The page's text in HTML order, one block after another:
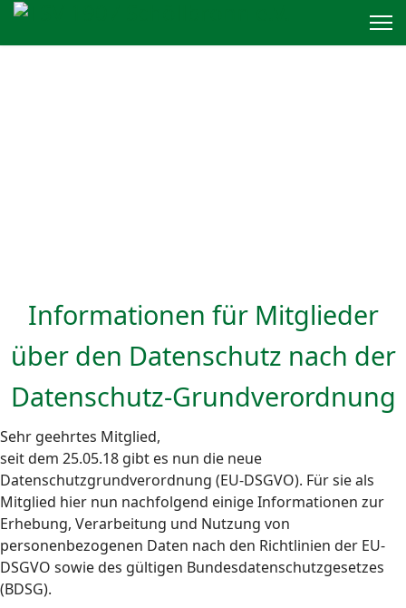
Informationen für Mitglieder
über den Datenschutz nach der
Datenschutz-Grundverordnung
Sehr geehrtes Mitglied,
seit dem 25.05.18 gibt es nun die neue
Datenschutzgrundverordnung (EU-DSGVO). Für sie als
Mitglied hier nun nachfolgend einige Informationen zur
Erhebung, Verarbeitung und Nutzung von
personenbezogenen Daten nach den Richtlinien der EU-
DSGVO sowie des gültigen Bundesdatenschutzgesetzes
(BDSG).